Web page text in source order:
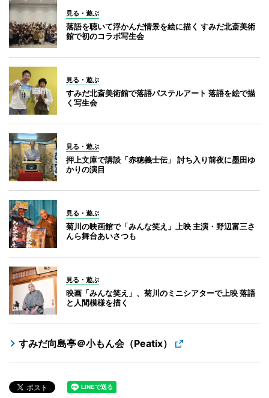
見る・遊ぶ
落語を聴いて浮かんだ情景を絵に描く すみだ北斎美術
館で初のコラボ写生会
見る・遊ぶ
すみだ北斎美術館で落語パステルアート 落語を絵で描
く写生会
見る・遊ぶ
押上文庫で講談「赤穂義士伝」 討ち入り前夜に墨田ゆ
かりの演目
見る・遊ぶ
菊川の映画館で「みんな笑え」上映 主演・野辺富三さ
んら舞台あいさつも
見る・遊ぶ
映画「みんな笑え」、菊川のミニシアターで上映 落語
と人間模様を描く
すみだ向島亭＠小もん会（Peatix）